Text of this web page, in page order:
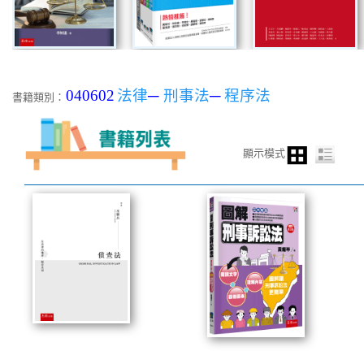
書籍類別： 040602 法律─ 刑事法─程序法
顯示模式